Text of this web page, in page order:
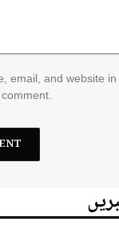
email, and website